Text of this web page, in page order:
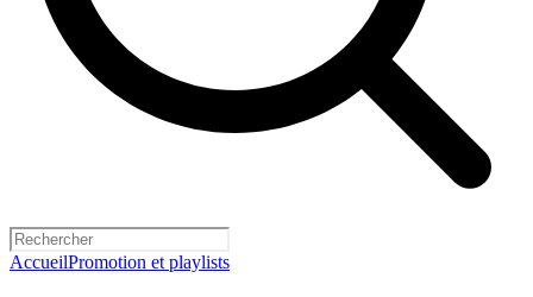
AccueilPromotion et playlists